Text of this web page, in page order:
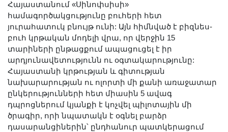
Հայաստանում «Սինոփսիսի»
համագործակցությունը բուհերի հետ
յուրահատուկ բնույթ ունի: Այն հիմնված է բիզնես-
բուհ կրթական մոդելի վրա, որ վերջին 15
տարիների ընթացքում ապացուցել է իր
արդյունավետությունն ու օգտակարությունը:
Հայաստանի կրթության և գիտության
նախարարության ու ոլորտի մի քանի առաջատար
ընկերությունների հետ միասին 5 ավագ
դպրոցներում կյանքի է կոչվել պիլոտային մի
ծրագիր, որի նպատակն է օգնել բարձր
դասարանցիներին՝ ընդհանուր պատկերացում